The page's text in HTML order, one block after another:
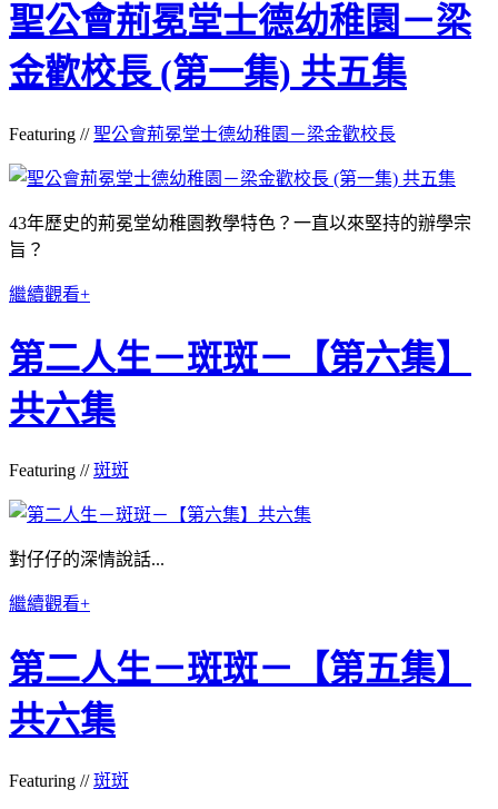
聖公會荊冕堂士德幼稚園－梁
金歡校長 (第一集) 共五集
Featuring //聖公會荊冕堂士德幼稚園－梁金歡校長
43年歷史的荊冕堂幼稚園教學特色？一直以來堅持的辦學宗
旨？
繼續觀看+
第二人生－斑斑－【第六集】
共六集
Featuring //斑斑
對仔仔的深情說話...
繼續觀看+
第二人生－斑斑－【第五集】
共六集
Featuring //斑斑